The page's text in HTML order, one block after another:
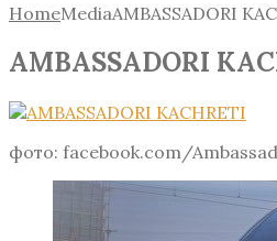
HomeMediaAMBASSADORI
AMBASSADORI
фото: facebook.com/